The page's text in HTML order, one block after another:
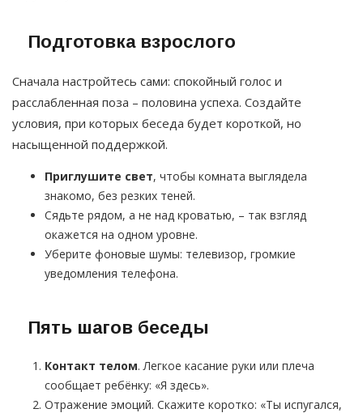
Подготовка взрослого
Сначала настройтесь сами: спокойный голос и
расслабленная поза – половина успеха. Создайте
условия, при которых беседа будет короткой, но
насыщенной поддержкой.
Приглушите свет, чтобы комната выглядела
знакомо, без резких теней.
Сядьте рядом, а не над кроватью, – так взгляд
окажется на одном уровне.
Уберите фоновые шумы: телевизор, громкие
уведомления телефона.
Пять шагов беседы
Контакт телом. Легкое касание руки или плеча
сообщает ребёнку: «Я здесь».
Отражение эмоций. Скажите коротко: «Ты испугался,